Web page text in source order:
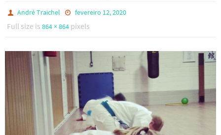
André Traichel fevereiro 12, 2020
Full size is 864 × 864 pixels